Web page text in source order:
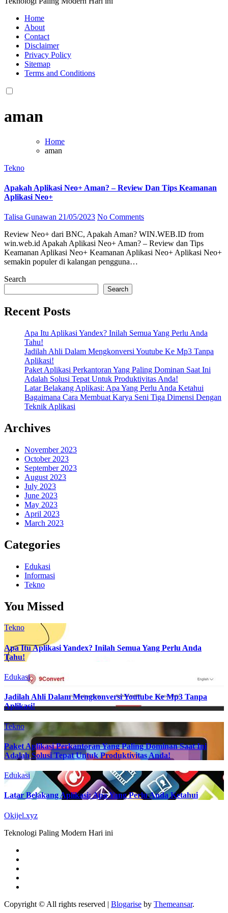
Home
About
Contact
Disclaimer
Privacy Policy
Sitemap
Terms and Conditions
aman
Home
aman
Tekno
Apakah Aplikasi Neo+ Aman? – Review Dan Tips Keamanan
Aplikasi Neo+
Talisa Gunawan 21/05/2023 No Comments
Review Neo+ dari BNC, Apakah Aman? WIN.WEB.ID from
win.web.id Apakah Aplikasi Neo+ Aman? – Review dan Tips
Keamanan Aplikasi Neo+ Keamanan Aplikasi Neo+ Aplikasi Neo+
semakin populer di kalangan pengguna…
Search
Search
Recent Posts
Apa Itu Aplikasi Yandex? Inilah Semua Yang Perlu Anda
Tahu!
Jadilah Ahli Dalam Mengkonversi Youtube Ke Mp3 Tanpa
Aplikasi!
Paket Aplikasi Perkantoran Yang Paling Dominan Saat Ini
Adalah Solusi Tepat Untuk Produktivitas Anda!
Latar Belakang Aplikasi: Apa Yang Perlu Anda Ketahui
Bagaimana Cara Membuat Karya Seni Tiga Dimensi Dengan
Teknik Aplikasi
Archives
November 2023
October 2023
September 2023
August 2023
July 2023
June 2023
May 2023
April 2023
March 2023
Categories
Edukasi
Informasi
Tekno
You Missed
Tekno
Apa Itu Aplikasi Yandex? Inilah Semua Yang Perlu Anda
Tahu!
Edukasi
Jadilah Ahli Dalam Mengkonversi Youtube Ke Mp3 Tanpa
Aplikasi!
Tekno
Paket Aplikasi Perkantoran Yang Paling Dominan Saat Ini
Adalah Solusi Tepat Untuk Produktivitas Anda!
Edukasi
Latar Belakang Aplikasi: Apa Yang Perlu Anda Ketahui
Okijel.xyz
Teknologi Paling Modern Hari ini
Copyright © All rights reserved | Blogarise by Themeansar.